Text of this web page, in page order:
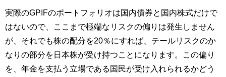
実際のGPIFのポートフォリオは国内債券と国内株式だけで
はないので、ここまで極端なリスクの偏りは発生しません
が、それでも株の配分を20％にすれば、テールリスクのか
なりの部分を日本株が受け持つことになります。この偏り
を、年金を支払う立場である国民が受け入れられるかどう